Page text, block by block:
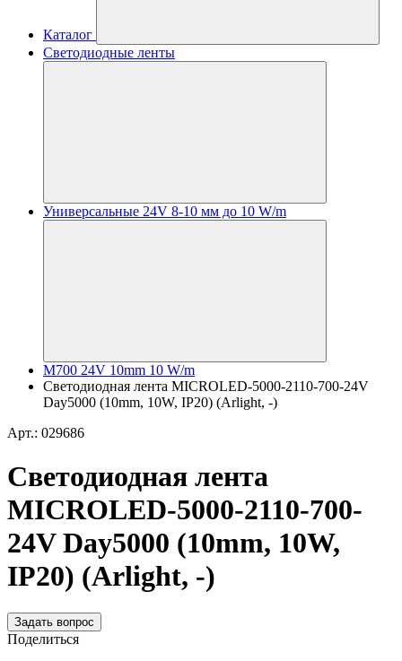
Каталог
Светодиодные ленты
Универсальные 24V 8-10 мм до 10 W/m
M700 24V 10mm 10 W/m
Светодиодная лента MICROLED-5000-2110-700-24V
Day5000 (10mm, 10W, IP20) (Arlight, -)
Арт.: 029686
Светодиодная лента
MICROLED-5000-2110-700-
24V Day5000 (10mm, 10W,
IP20) (Arlight, -)
Задать вопрос
Поделиться